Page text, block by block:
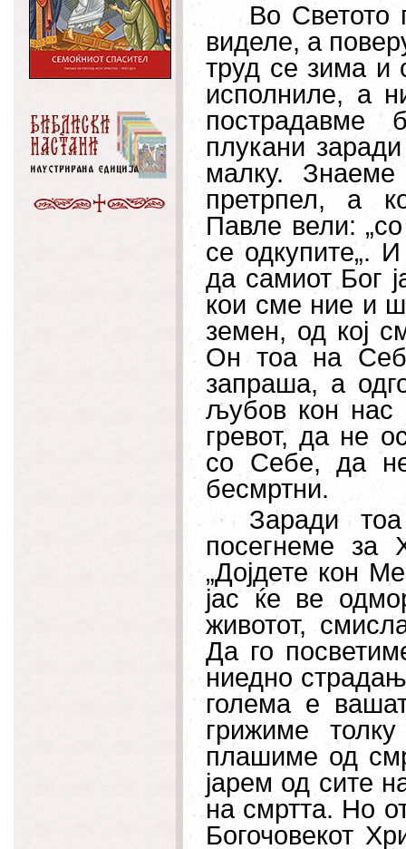
Во Светото
виделе, а
труд се зима и
исполниле, а
пострадавме
плукани
малку.
претрпел, а
Павле вели:
се одкупите„.
да самиот Бог
кои сме ние и
земен, од кој
Он тоа на
запраша, а
љубов кон нас
гревот, да не
со Себе, да
бесмртни.
Заради
посегнеме за
„Дојдете кон
јас ќе ве
животот,
Да го
ниедно
голема е
грижиме
плашиме од
јарем од сите
на смртта. Но
Богочовекот